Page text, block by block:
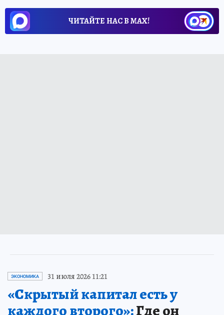
ЧИТАЙТЕ НАС В МАХ!
ЭКОНОМИКА 31 июля 2026 11:21
«Скрытый капитал есть у
каждого второго»:Где он